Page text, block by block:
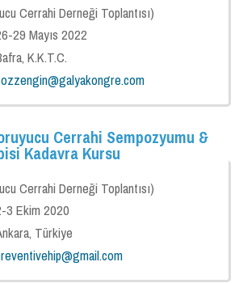
Artroplastiye Güncel Yaklaşımlar
Ardından
Cerrahi Kursu
Kalça Artroskopisi Kursu
Derneği'nin 1. Kapalı Toplantısı
3. Kalça Artroskopisi Kursu
Cerrahi Derneği Toplantısı)
29 Mayıs 2022
K.K.T.C.
Cerrahi Sempozyumu &
Kadavra Kursu
Cerrahi Derneği Toplantısı)
3 Ekim 2020
Türkiye